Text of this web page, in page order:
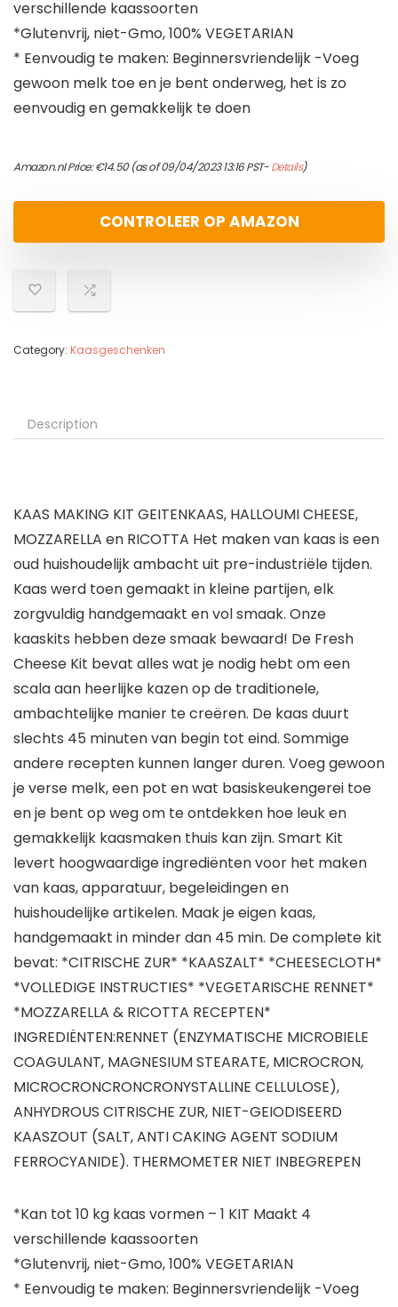
verschillende kaassoorten
*Glutenvrij, niet-Gmo, 100% VEGETARIAN
* Eenvoudig te maken: Beginnersvriendelijk -Voeg
gewoon melk toe en je bent onderweg, het is zo
eenvoudig en gemakkelijk te doen
Amazon.nl Price:€14.50(as of 09/04/2023 13:16 PST-Details)
CONTROLEER OP AMAZON
Category: Kaasgeschenken
Description
KAAS MAKING KIT GEITENKAAS, HALLOUMI CHEESE,
MOZZARELLA en RICOTTA Het maken van kaas is een
oud huishoudelijk ambacht uit pre-industriële tijden.
Kaas werd toen gemaakt in kleine partijen, elk
zorgvuldig handgemaakt en vol smaak. Onze
kaaskits hebben deze smaak bewaard! De Fresh
Cheese Kit bevat alles wat je nodig hebt om een
scala aan heerlijke kazen op de traditionele,
ambachtelijke manier te creëren. De kaas duurt
slechts 45 minuten van begin tot eind. Sommige
andere recepten kunnen langer duren. Voeg gewoon
je verse melk, een pot en wat basiskeukengerei toe
en je bent op weg om te ontdekken hoe leuk en
gemakkelijk kaasmaken thuis kan zijn. Smart Kit
levert hoogwaardige ingrediënten voor het maken
van kaas, apparatuur, begeleidingen en
huishoudelijke artikelen. Maak je eigen kaas,
handgemaakt in minder dan 45 min. De complete kit
bevat: *CITRISCHE ZUR* *KAASZALT* *CHEESECLOTH*
*VOLLEDIGE INSTRUCTIES* *VEGETARISCHE RENNET*
*MOZZARELLA & RICOTTA RECEPTEN*
INGREDIËNTEN:RENNET (ENZYMATISCHE MICROBIELE
COAGULANT, MAGNESIUM STEARATE, MICROCRON,
MICROCRONCRONCRONYSTALLINE CELLULOSE),
ANHYDROUS CITRISCHE ZUR, NIET-GEIODISEERD
KAASZOUT (SALT, ANTI CAKING AGENT SODIUM
FERROCYANIDE). THERMOMETER NIET INBEGREPEN
*Kan tot 10 kg kaas vormen – 1 KIT Maakt 4
verschillende kaassoorten
*Glutenvrij, niet-Gmo, 100% VEGETARIAN
* Eenvoudig te maken: Beginnersvriendelijk -Voeg